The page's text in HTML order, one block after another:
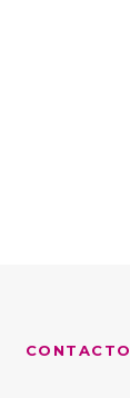
CONTACTO